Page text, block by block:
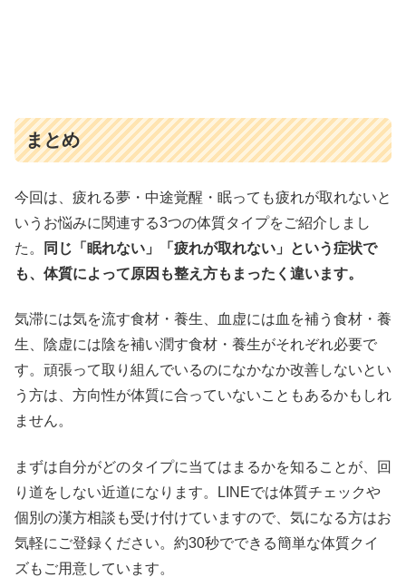
まとめ
今回は、疲れる夢・中途覚醒・眠っても疲れが取れないと
いうお悩みに関連する3つの体質タイプをご紹介しまし
た。
同じ「眠れない」「疲れが取れない」という症状で
も、体質によって原因も整え方もまったく違います。
気滞には気を流す食材・養生、血虚には血を補う食材・養
生、陰虚には陰を補い潤す食材・養生がそれぞれ必要で
す。頑張って取り組んでいるのになかなか改善しないとい
う方は、方向性が体質に合っていないこともあるかもしれ
ません。
まずは自分がどのタイプに当てはまるかを知ることが、回
り道をしない近道になります。LINEでは体質チェックや
個別の漢方相談も受け付けていますので、気になる方はお
気軽にご登録ください。約30秒でできる簡単な体質クイ
ズもご用意しています。